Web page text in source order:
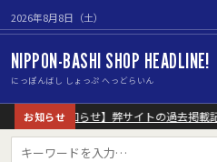
2026年8月8日（土）
NIPPON-BASHI SHOP HEADLINE!
にっぽんばし しょっぷ へっどらいん
お知らせ
【重要なお知らせ】弊サイトの過去掲載